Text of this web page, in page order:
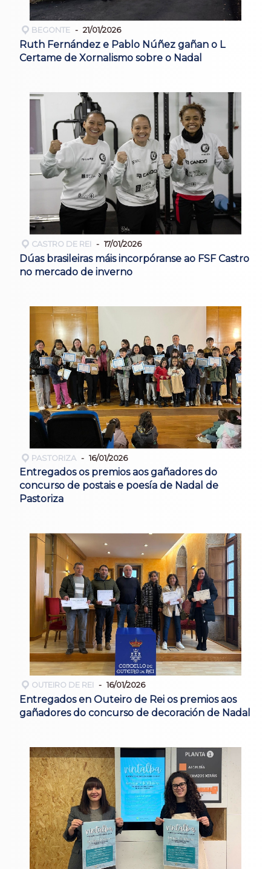
BEGONTE 21/01/2026
Ruth Fernández e Pablo Núñez gañan o L
Certame de Xornalismo sobre o Nadal
CASTRO DE REI 17/01/2026
Dúas brasileiras máis incorpóranse ao FSF Castro
no mercado de inverno
PASTORIZA 16/01/2026
Entregados os premios aos gañadores do
concurso de postais e poesía de Nadal de
Pastoriza
OUTEIRO DE REI 16/01/2026
Entregados en Outeiro de Rei os premios aos
gañadores do concurso de decoración de Nadal